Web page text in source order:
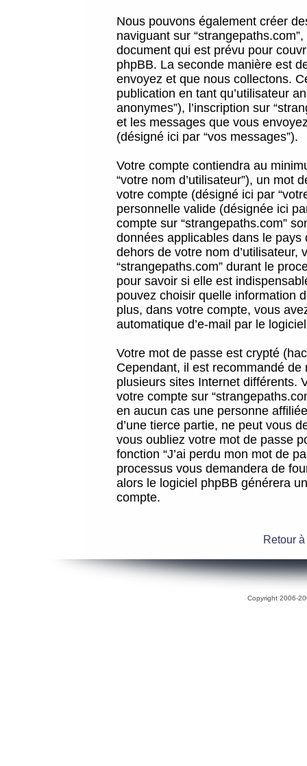
Nous pouvons également créer
naviguant sur
document qui est prévu pour
phpBB. La seconde manière est
envoyez et que nous collectons.
publication en tant qu’utilisateur
anonymes”), l’inscription sur
et les messages que vous
(désigné ici par “vos messages”).
Votre compte contiendra au
“votre nom d’utilisateur”), un mot
votre compte (désigné ici par
personnelle valide (désignée ici
compte sur “strangepaths.com”
données applicables dans le
dehors de votre nom
“strangepaths.com” durant le
pour savoir si elle est
pouvez choisir quelle information
plus, dans votre compte, vous
automatique d’e-mail par le
Votre mot de passe est crypté
Cependant, il est recommandé
plusieurs sites Internet différents.
votre compte sur
en aucun cas une personne
d’une tierce partie, ne peut vous
vous oubliez votre mot de passe
fonction “J’ai perdu mon mot de
processus vous demandera de
alors le logiciel phpBB générera
compte.
Retour
Copyright 2006-